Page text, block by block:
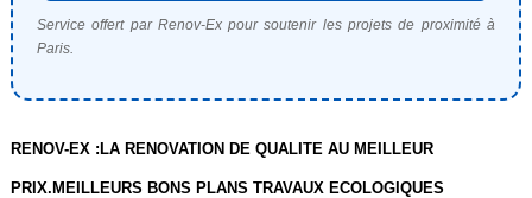
Service offert par Renov-Ex pour soutenir les projets de proximité à
Paris.
RENOV-EX :LA RENOVATION DE QUALITE AU MEILLEUR
PRIX.MEILLEURS BONS PLANS TRAVAUX ECOLOGIQUES